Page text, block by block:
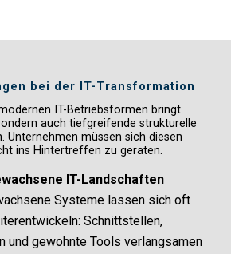
bei der IT-Transformation
IT-Betriebsformen bringt
auch tiefgreifende strukturelle
Unternehmen müssen sich diesen
ins Hintertreffen zu geraten.
IT-Landschaften
Systeme lassen sich oft
Schnittstellen,
und gewohnte Tools verlangsamen